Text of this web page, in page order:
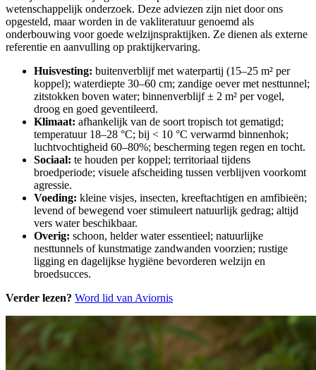
wetenschappelijk onderzoek. Deze adviezen zijn niet door ons
opgesteld, maar worden in de vakliteratuur genoemd als
onderbouwing voor goede welzijnspraktijken. Ze dienen als externe
referentie en aanvulling op praktijkervaring.
Huisvesting: buitenverblijf met waterpartij (15–25 m² per
koppel); waterdiepte 30–60 cm; zandige oever met nesttunnel;
zitstokken boven water; binnenverblijf ± 2 m² per vogel,
droog en goed geventileerd.
Klimaat: afhankelijk van de soort tropisch tot gematigd;
temperatuur 18–28 °C; bij < 10 °C verwarmd binnenhok;
luchtvochtigheid 60–80%; bescherming tegen regen en tocht.
Sociaal: te houden per koppel; territoriaal tijdens
broedperiode; visuele afscheiding tussen verblijven voorkomt
agressie.
Voeding: kleine visjes, insecten, kreeftachtigen en amfibieën;
levend of bewegend voer stimuleert natuurlijk gedrag; altijd
vers water beschikbaar.
Overig: schoon, helder water essentieel; natuurlijke
nesttunnels of kunstmatige zandwanden voorzien; rustige
ligging en dagelijkse hygiëne bevorderen welzijn en
broedsucces.
Verder lezen? Word lid van Aviornis